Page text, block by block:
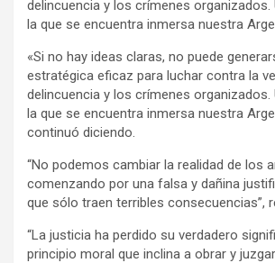
delincuencia y los crímenes organizados.
la que se encuentra inmersa nuestra
«Si no hay ideas claras, no puede
estratégica eficaz para luchar contra la
delincuencia y los crímenes organizados.
la que se encuentra inmersa nuestra
continuó diciendo.
“No podemos cambiar la realidad de los
comenzando por una falsa y dañina
que sólo traen terribles consecuencias”,
“La justicia ha perdido su verdadero
principio moral que inclina a obrar y